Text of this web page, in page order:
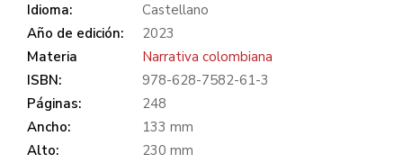
Idioma:
Castellano
Año de edición:
2023
Materia
Narrativa colombiana
ISBN:
978-628-7582-61-3
Páginas:
248
Ancho:
133 mm
Alto:
230 mm